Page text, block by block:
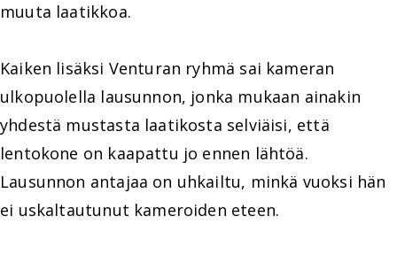
muuta laatikkoa.
Kaiken lisäksi Venturan ryhmä sai kameran
ulkopuolella lausunnon, jonka mukaan ainakin
yhdestä mustasta laatikosta selviäisi, että
lentokone on kaapattu jo ennen lähtöä.
Lausunnon antajaa on uhkailtu, minkä vuoksi hän
ei uskaltautunut kameroiden eteen.